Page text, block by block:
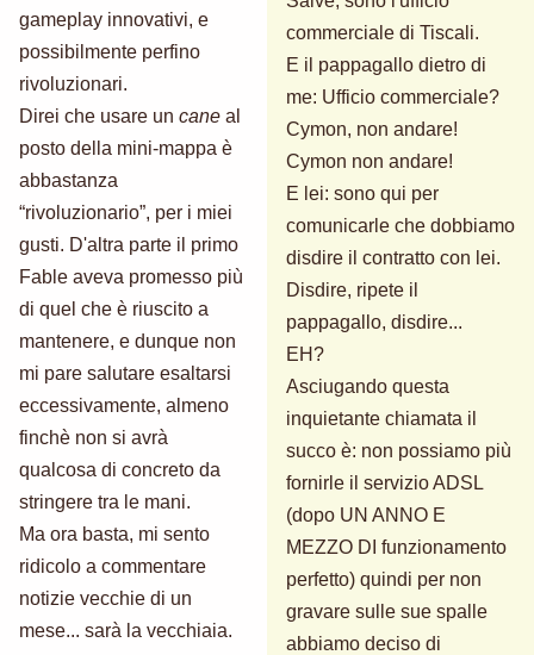
gameplay innovativi, e
possibilmente perfino
rivoluzionari.
Direi che usare un cane al
posto della mini-mappa è
abbastanza
“rivoluzionario”, per i miei
gusti. D'altra parte il primo
Fable aveva promesso più
di quel che è riuscito a
mantenere, e dunque non
mi pare salutare esaltarsi
eccessivamente, almeno
finchè non si avrà
qualcosa di concreto da
stringere tra le mani.
Ma ora basta, mi sento
ridicolo a commentare
notizie vecchie di un
mese... sarà la vecchiaia.
commerciale di Tiscali.
E il pappagallo dietro di
me: Ufficio commerciale?
Cymon, non andare!
Cymon non andare!
E lei: sono qui per
comunicarle che dobbiamo
disdire il contratto con lei.
Disdire, ripete il
pappagallo, disdire...
EH?
Asciugando questa
inquietante chiamata il
succo è: non possiamo più
fornirle il servizio ADSL
(dopo UN ANNO E
MEZZO DI funzionamento
perfetto) quindi per non
gravare sulle sue spalle
abbiamo deciso di